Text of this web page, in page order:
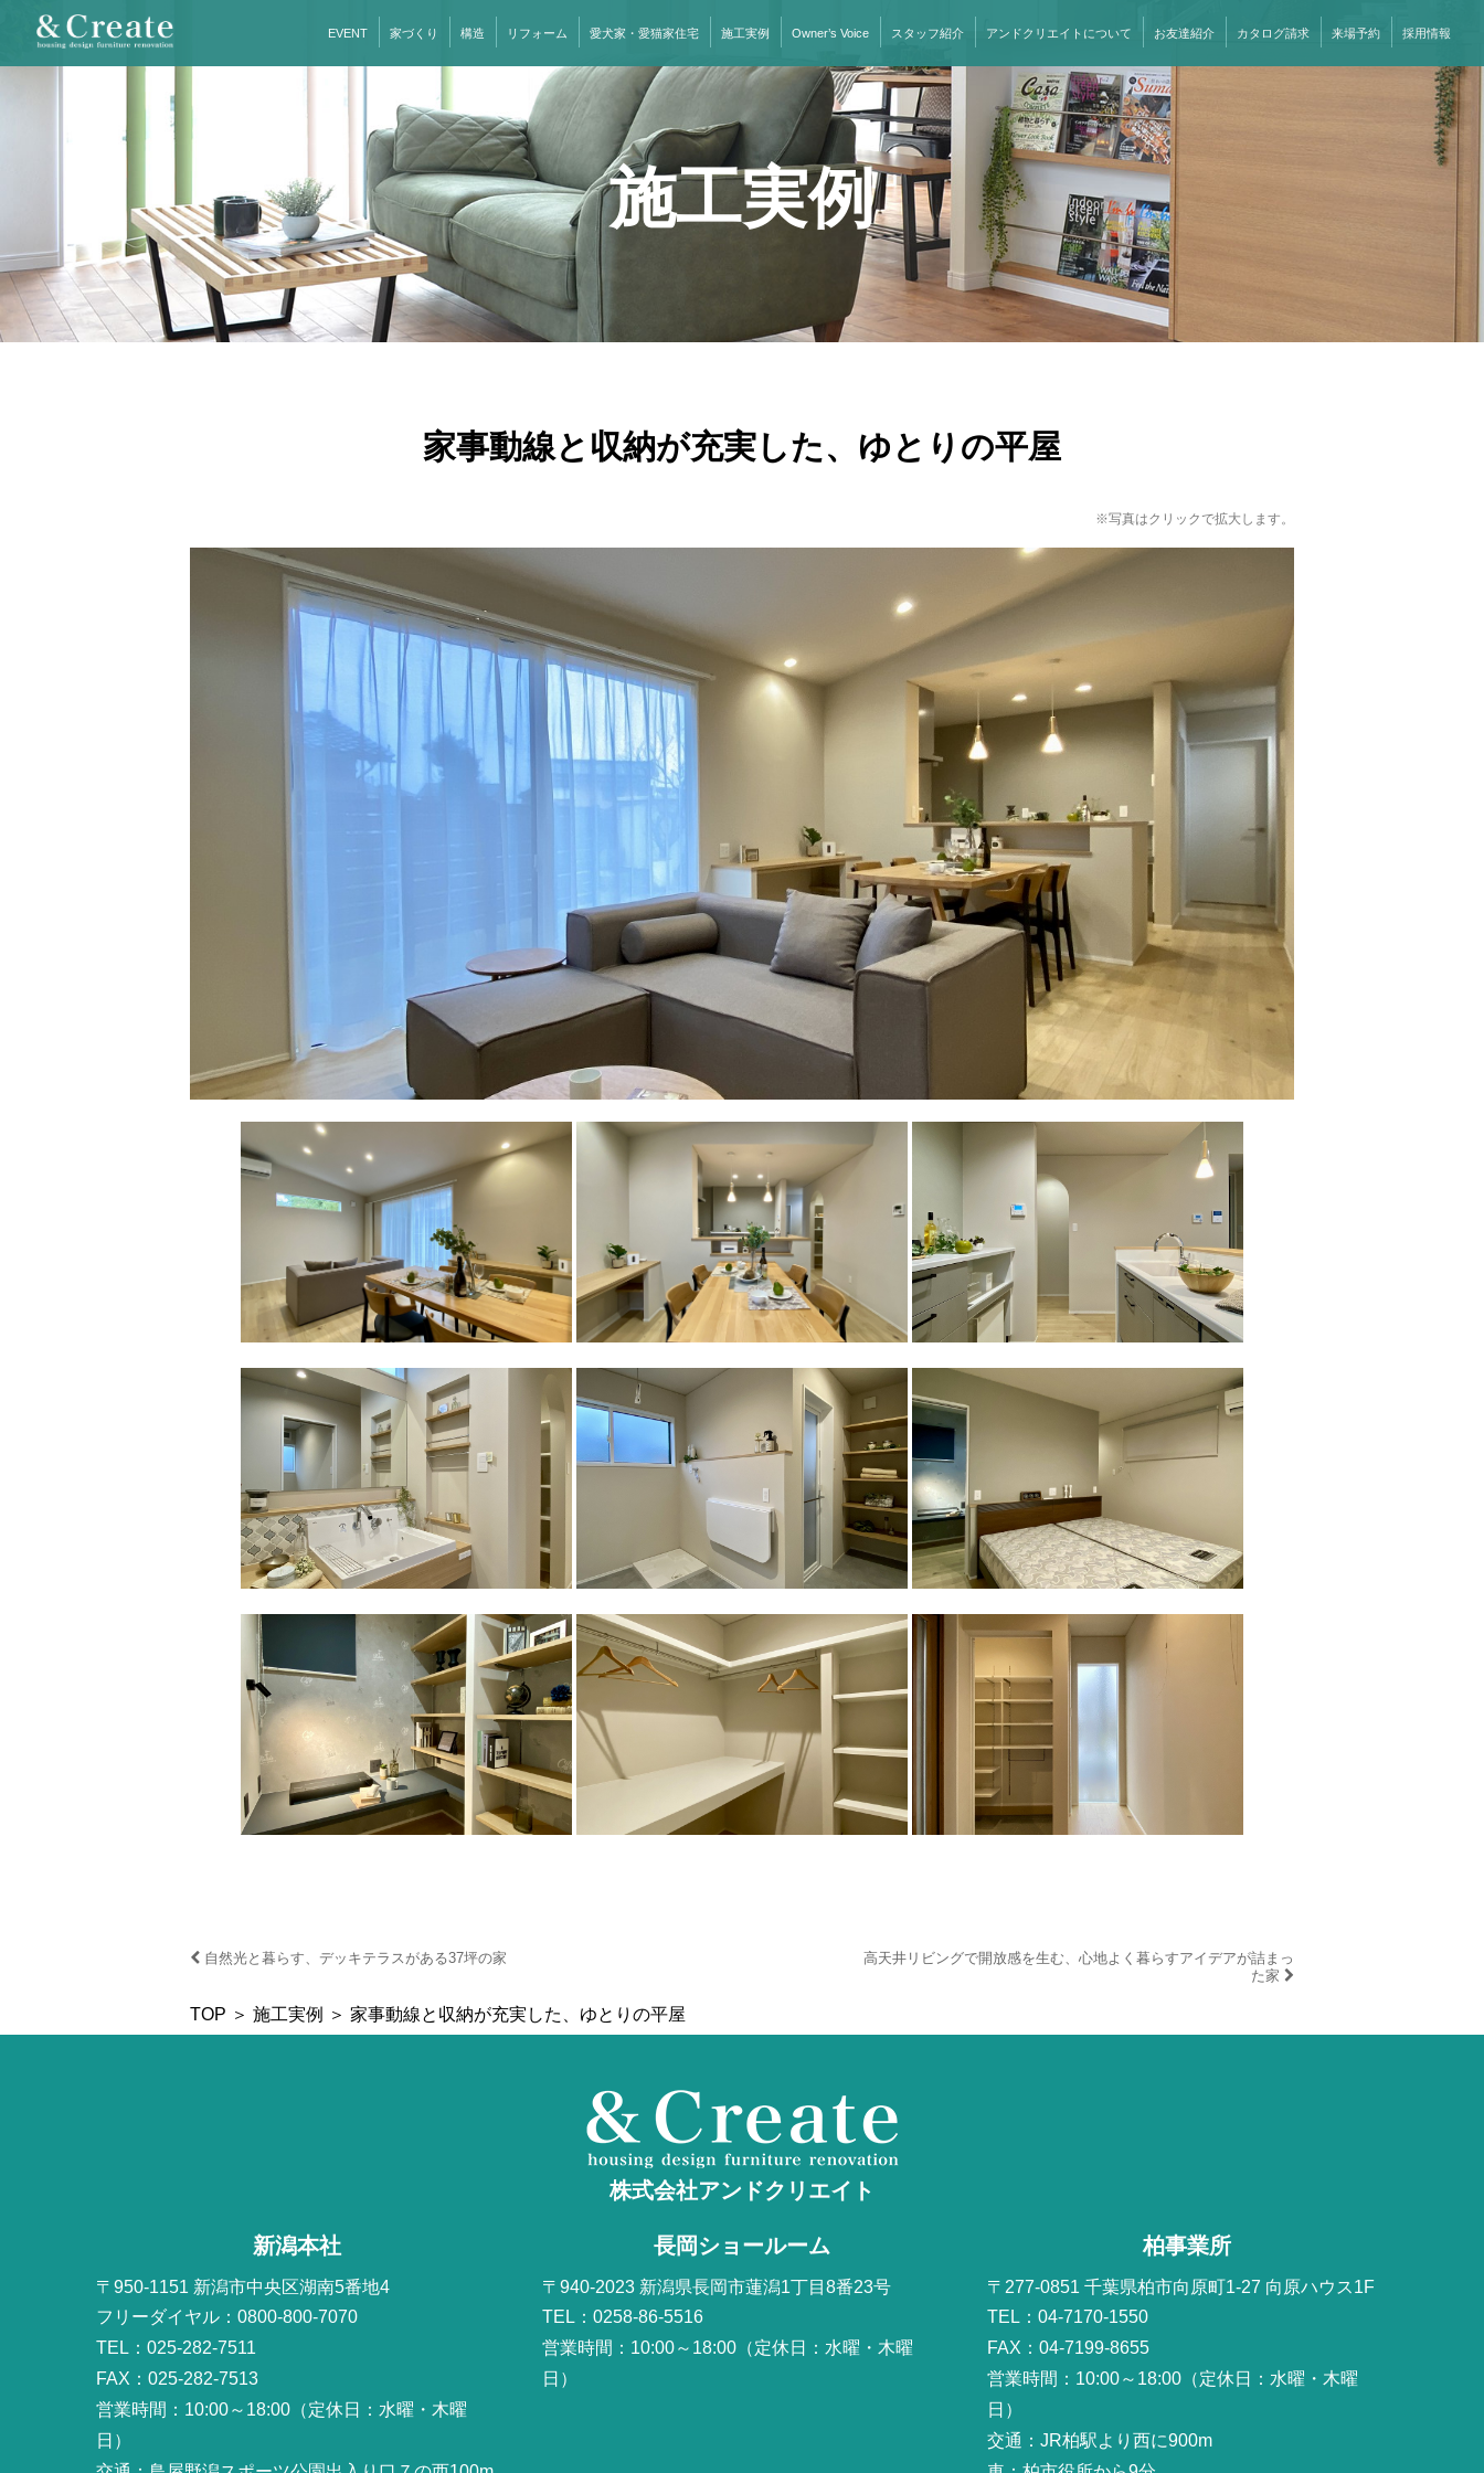
EVENT 家づくり 構造 リフォーム 愛犬家・愛猫家住宅 施工実例 Owner’s Voice スタッフ紹介 アンドクリエイトについて お友達紹介 カタログ請求 来場予約 採用情報
施工実例
家事動線と収納が充実した、ゆとりの平屋
※写真はクリックで拡大します。
自然光と暮らす、デッキテラスがある37坪の家
高天井リビングで開放感を生む、心地よく暮らすアイデアが詰まっ
た家
TOP ＞ 施工実例 ＞ 家事動線と収納が充実した、ゆとりの平屋
株式会社アンドクリエイト
新潟本社
〒950-1151 新潟市中央区湖南5番地4
フリーダイヤル：0800-800-7070
TEL：025-282-7511
FAX：025-282-7513
営業時間：10:00～18:00（定休日：水曜・木曜
日）
長岡ショールーム
〒940-2023 新潟県長岡市蓮潟1丁目8番23号
TEL：0258-86-5516
営業時間：10:00～18:00（定休日：水曜・木曜
日）
柏事業所
〒277-0851 千葉県柏市向原町1-27 向原ハウス1F
TEL：04-7170-1550
FAX：04-7199-8655
営業時間：10:00～18:00（定休日：水曜・木曜
日）
交通：JR柏駅より西に900m